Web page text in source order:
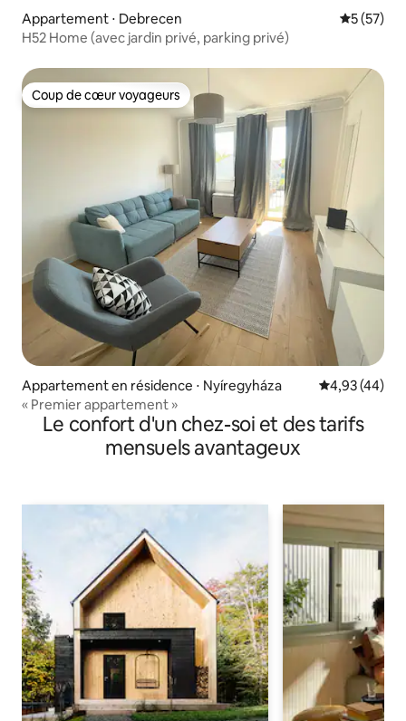
Appartement ⋅ Debrecen
5 (57)
H52 Home (avec jardin privé, parking privé)
Coup de cœur voyageurs
Coup de cœur voyageurs
Appartement en résidence ⋅ Nyíregyháza Évaluation
4,93 (44)
« Premier appartement »
Le confort d'un chez-soi et des tarifs
mensuels avantageux